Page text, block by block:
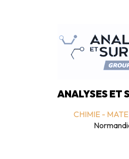
ANALYSES ET
CHIMIE -